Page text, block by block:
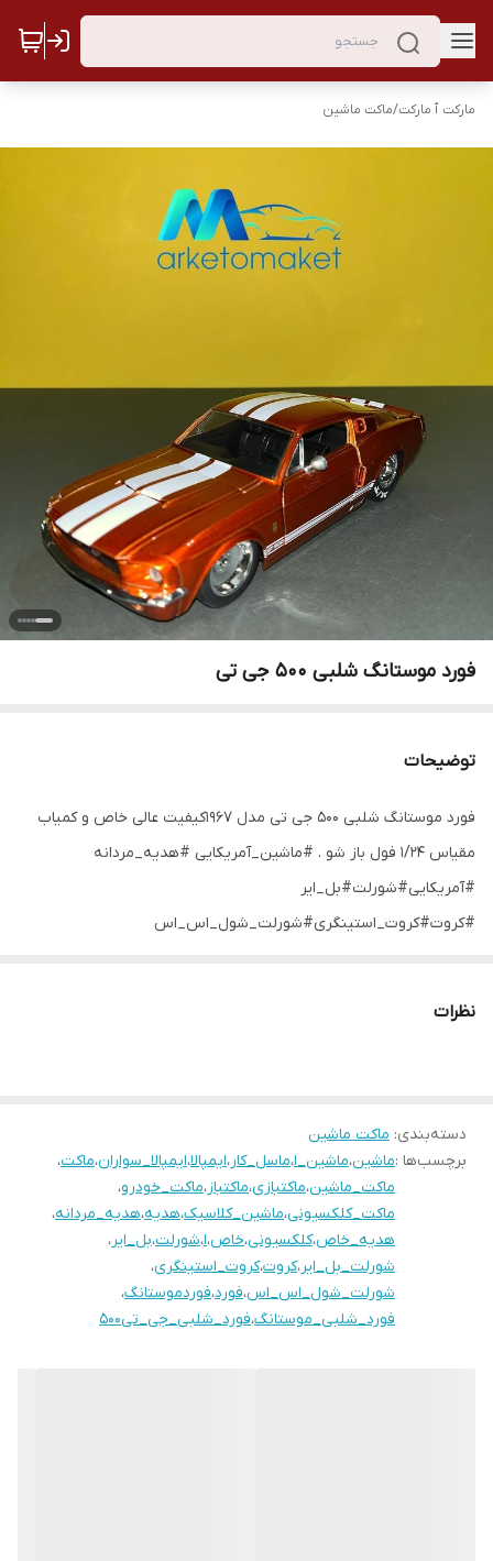
مارکت ٱ مارکت/ماکت ماشین
فورد موستانگ شلبی ۵۰۰ جی تی
توضیحات
فورد موستانگ شلبی ۵۰۰ جی تی مدل ۱۹۶۷کیفیت عالی خاص و کمیاب
مقیاس ۱/۲۴ فول باز شو . #ماشین_آمریکایی #هدیه_مردانه
#آمریکایی#شورلت#بل_ایر
#کروت#کروت_استینگری#شورلت_شول_اس_اس
نظرات
دسته‌بندی: ماکت ماشین
برچسب‌ها :ماشین،ماشین_ا،ماسل_کار،ایمپالا،ایمپالا_سواران،ماکت،
ماکت_ماشین،ماکتبازی،ماکتباز،ماکت_خودرو،
ماکت_کلکسیونی،ماشین_کلاسیک،هدیه،هدیه_مردانه،
هدیه_خاص،کلکسیونی،خاص،ا،شورلت،بل_ایر،
شورلت_بل_ایر،کروت،کروت_استینگری،
شورلت_شول_اس_اس،فورد،فوردموستانگ،
فورد_شلبی_موستانگ،فورد_شلبی_جی_تی۵۰۰